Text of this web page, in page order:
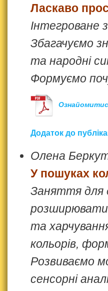
Ласкаво
Інтегроване
Збагачуємо
та народні
Формуємо
Додаток до
Олена
У пошуках
Заняття для
та
кольорів,
Розвиваємо
сенсорні